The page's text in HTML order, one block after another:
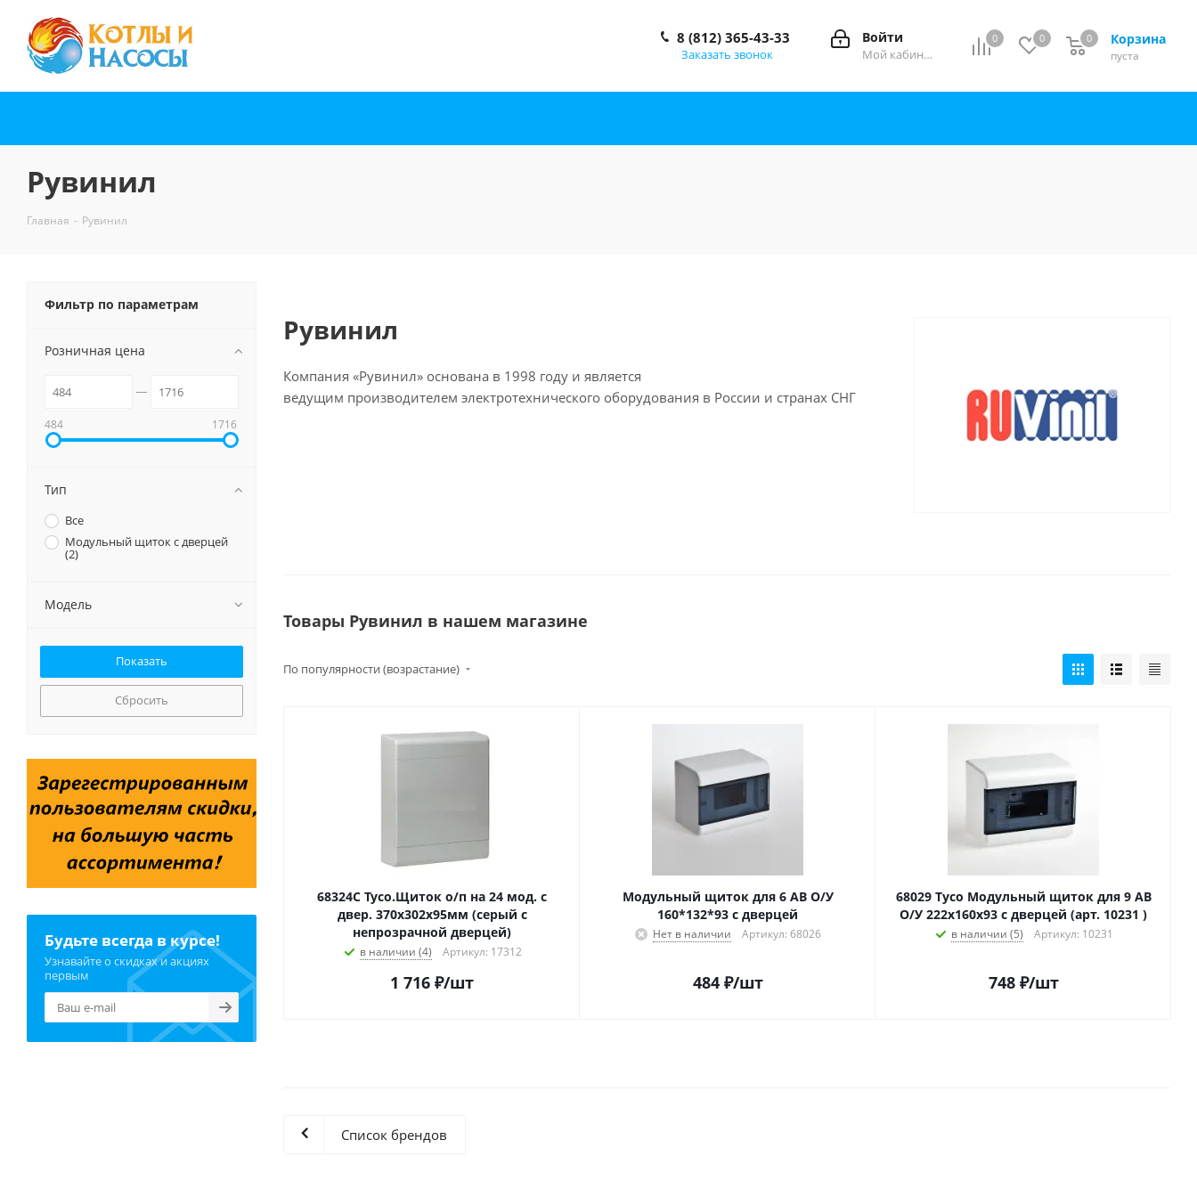
0 0 Корзина
0
пуста
0
Войти
Мой кабинет
8 (812) 365-43-33
Заказать звонок
Рувинил
Главная - Рувинил
Рувинил
Компания «Рувинил» основана в 1998 году и является
ведущим производителем электротехнического оборудования в России и странах СНГ
Товары Рувинил в нашем магазине
По популярности (возрастание)
68324С Тусо.Щиток о/п на 24 мод. с
двер. 370х302х95мм (серый с
непрозрачной дверцей)
в наличии (4) Артикул: 17312
1 716 ₽/шт
Модульный щиток для 6 АВ О/У
160*132*93 с дверцей
Нет в наличии Артикул: 68026
484₽/шт
68029 Tyco Модульный щиток для 9 АВ
О/У 222x160x93 с дверцей (арт. 10231 )
в наличии (5) Артикул: 10231
748₽/шт
Список брендов
Фильтр по параметрам
Розничная цена
484 1716
Тип
Все
Модульный щиток с дверцей
(2)
Модель
Сбросить
Будьте всегда в курсе!
Узнавайте о скидках и акциях
первым